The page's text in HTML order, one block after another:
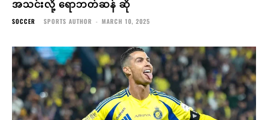
အသင်းလို့ ရောဘတ်ဆန် ဆို
SOCCER SPORTS AUTHOR - MARCH 10, 2025